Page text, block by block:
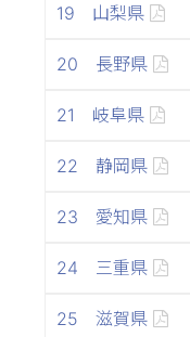
19 山梨県
20 長野県
21 岐阜県
22 静岡県
23 愛知県
24 三重県
25 滋賀県